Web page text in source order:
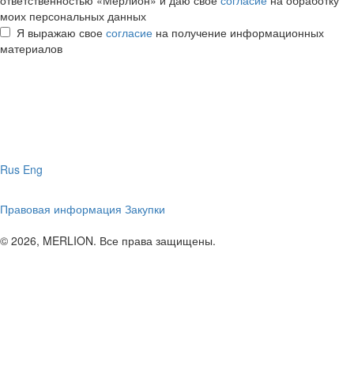
моих персональных данных
Я выражаю свое согласие на получение информационных
материалов
Rus Eng
Правовая информация Закупки
© 2026, MERLION. Все права защищены.